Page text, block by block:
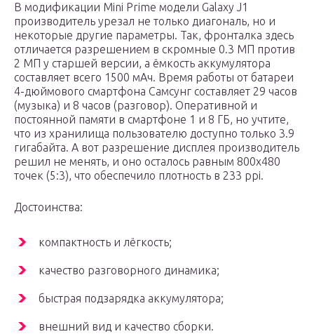
В модификации Mini Prime модели Galaxy J1
производитель урезал не только диагональ, но и
некоторые другие параметры. Так, фронталка здесь
отличается разрешением в скромные 0.3 МП против
2 МП у старшей версии, а ёмкость аккумулятора
составляет всего 1500 мАч. Время работы от батареи
4-дюймового смартфона Самсунг составляет 29 часов
(музыка) и 8 часов (разговор). Оперативной и
постоянной памяти в смартфоне 1 и 8 ГБ, но учтите,
что из хранилища пользователю доступно только 3.9
гигабайта. А вот разрешение дисплея производитель
решил не менять, и оно осталось равным 800х480
точек (5:3), что обеспечило плотность в 233 ppi.
Достоинства:
компактность и лёгкость;
качество разговорного динамика;
быстрая подзарядка аккумулятора;
внешний вид и качество сборки.